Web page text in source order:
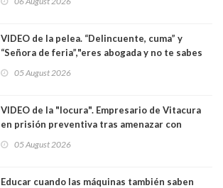
VIDEO de la pelea. “Delincuente, cuma” y
“Señora de feria”,"eres abogada y no te sabes
senadoras Camila Flores y Fabiola Campillai en
05 August 2026
VIDEO de la "locura". Empresario de Vitacura
en prisión preventiva tras amenazar con
Los persiguió en potente camioneta
05 August 2026
Educar cuando las máquinas también saben